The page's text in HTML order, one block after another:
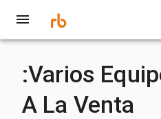
:Varios
A La Venta